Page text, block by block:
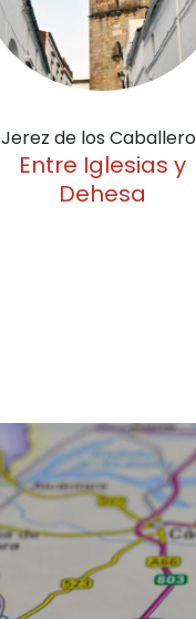
Jerez de los
Entre Iglesias y
Dehesa